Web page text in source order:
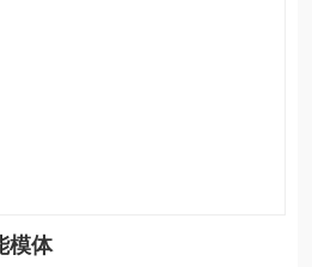
模体